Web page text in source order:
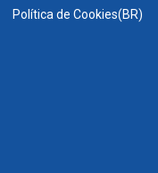
Política de Cookies(BR)